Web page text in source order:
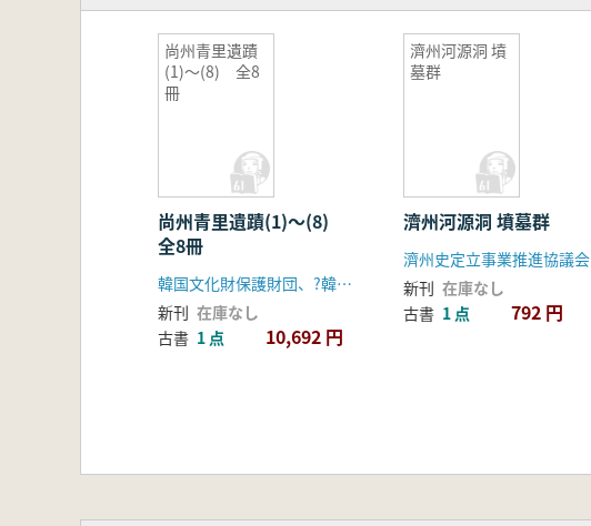
尚州青里遺蹟
(1)〜(8) 全8
冊
尚州青里遺蹟(1)〜(8)
全8冊
韓国文化財保護財団、?韓進重工業
新刊 在庫なし
古書 1 点 10,692 円
濟州河源洞 墳
墓群
濟州河源洞 墳墓群
濟州史定立事業推進協議会
新刊 在庫なし
古書 1 点 792 円